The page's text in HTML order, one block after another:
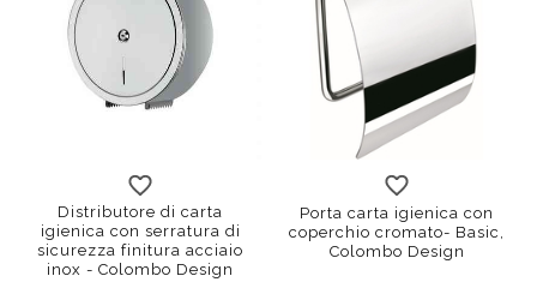
Distributore di carta
igienica con serratura di
sicurezza finitura acciaio
inox - Colombo Design
Porta carta igienica con
coperchio cromato- Basic,
Colombo Design